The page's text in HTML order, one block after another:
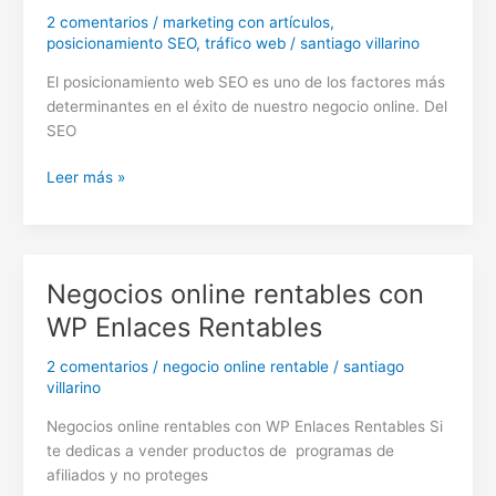
2 comentarios / marketing con artículos,
posicionamiento SEO, tráfico web/ santiago villarino
El posicionamiento web SEO es uno de los factores más
determinantes en el éxito de nuestro negocio online. Del
SEO
Herramientas
fácil
Leer más »
Negocios online rentables con
WP Enlaces Rentables
2 comentarios / negocio online rentable/ santiago
villarino
Negocios online rentables con WP Enlaces Rentables Si
te dedicas a vender productos de programas de
afiliados y no proteges